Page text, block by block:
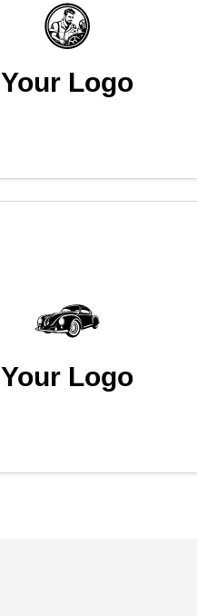
Your Logo
Your Logo